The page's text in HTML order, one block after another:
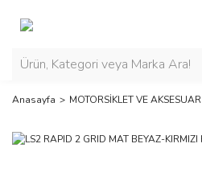
Anasayfa MOTORSİKLET VE AKSESUAR